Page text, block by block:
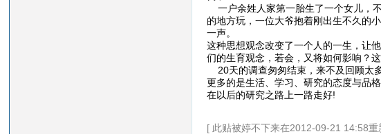
一户余姓人家第一胎生了一个女儿，
的地方玩，一位大爷抱着刚出生不久的
一声。
这种思想观念改变了一个人的一生，让
们的生育观念，若会，又将如何影响？
20天的调查匆匆结束，来不及回顾太
更多的是生活、学习、研究的态度与品
在以后的研究之路上一路走好!
[ 此贴被婷不下来在2012-09-21 14:58重